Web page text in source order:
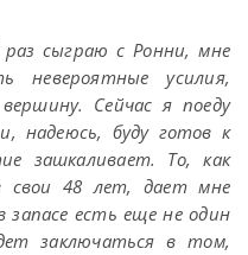
сыграю с Ронни, мне
невероятные усилия,
Сейчас я поеду
надеюсь, буду готов к
зашкаливает. То, как
свои 48 лет, дает мне
запасе есть еще не один
заключаться в том,